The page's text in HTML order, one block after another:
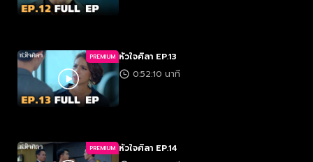
PREMIUM หัวใจศิลา EP.13
0:52:10 นาที
PREMIUM หัวใจศิลา EP.14